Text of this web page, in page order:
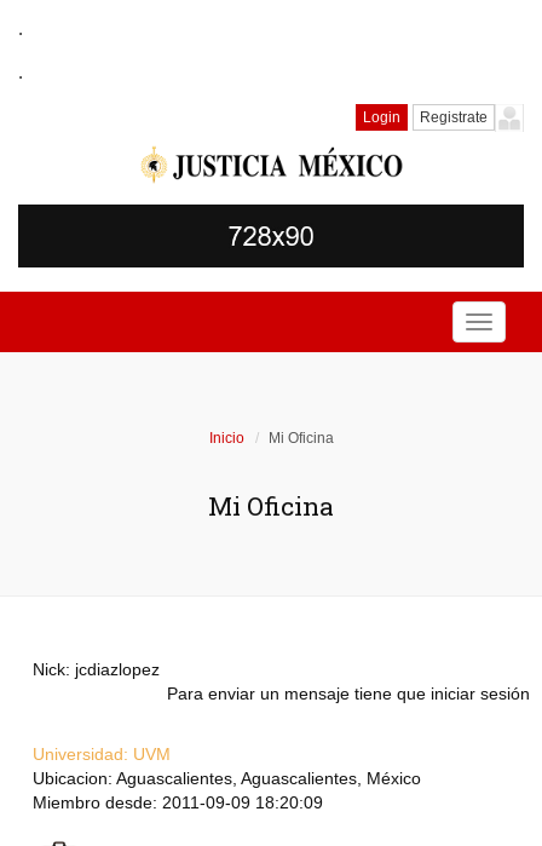
.
.
Login Registrate
Toggle
Inicio Mi Oficina
Mi Oficina
Nick: jcdiazlopez
Para enviar un mensaje tiene que iniciar sesión
Universidad: UVM
Ubicacion: Aguascalientes, Aguascalientes, México
Miembro desde: 2011-09-09 18:20:09